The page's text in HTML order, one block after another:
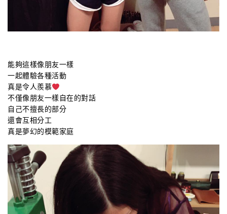
能夠這樣像朋友一樣
一起體驗各種活動
真是令人羨慕
不僅像朋友一樣自在的對話
自己不擅長的部分
還會互相分工
真是夢幻的模範家庭